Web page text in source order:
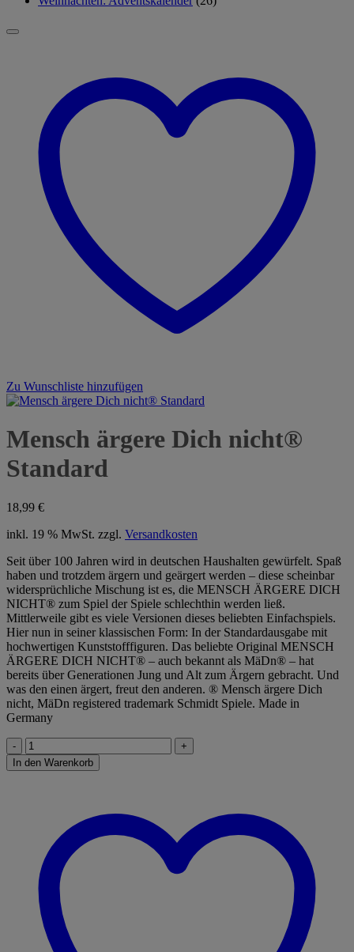
Zu Wunschliste hinzufügen
Mensch ärgere Dich nicht®
Standard
18,99 €
inkl. 19 % MwSt. zzgl. Versandkosten
Seit über 100 Jahren wird in deutschen Haushalten gewürfelt. Spaß
haben und trotzdem ärgern und geärgert werden – diese scheinbar
widersprüchliche Mischung ist es, die MENSCH ÄRGERE DICH
NICHT® zum Spiel der Spiele schlechthin werden ließ.
Mittlerweile gibt es viele Versionen dieses beliebten Einfachspiels.
Hier nun in seiner klassischen Form: In der Standardausgabe mit
hochwertigen Kunststofffiguren. Das beliebte Original MENSCH
ÄRGERE DICH NICHT® – auch bekannt als MäDn® – hat
bereits über Generationen Jung und Alt zum Ärgern gebracht. Und
was den einen ärgert, freut den anderen. ® Mensch ärgere Dich
nicht, MäDn registered trademark Schmidt Spiele. Made in
Germany
Mensch
ärgere
Dich
In den Warenkorb